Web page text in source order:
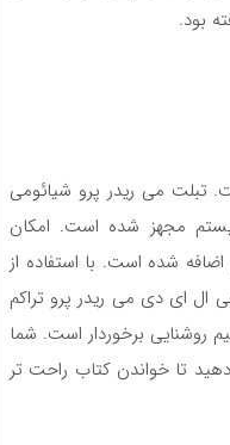
بود.
تبلت می ریدر پرو شیائومی
مجهز شده است. امکان
شده است. با استفاده از
خیلی سریع می تواند کتاب مورد نظر خود را بیابد. صفحه‌ نمایش ۷٫۸ اینچی ال ای دی می ریدر پرو تراکم
می‌ دهد. این نمایشگر از ۲۴ درجه برای تنظیم روشنایی برخوردار است. شما
تا خواندن کتاب راحت تر